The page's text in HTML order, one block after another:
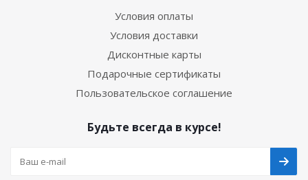
Условия оплаты
Условия доставки
Дисконтные карты
Подарочные сертификаты
Пользовательское соглашение
Будьте всегда в курсе!